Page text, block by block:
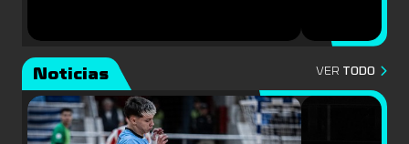
Noticias VER TODO